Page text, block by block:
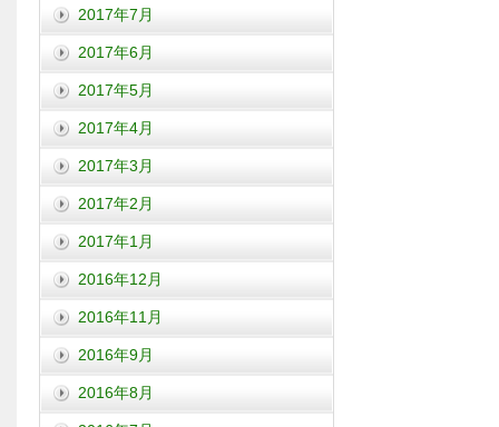
2017年7月
2017年6月
2017年5月
2017年4月
2017年3月
2017年2月
2017年1月
2016年12月
2016年11月
2016年9月
2016年8月